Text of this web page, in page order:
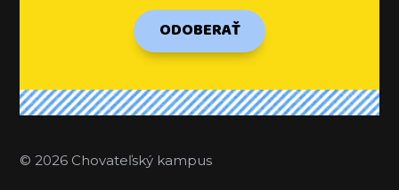
ODOBERAŤ
© 2026 Chovateľský kampus